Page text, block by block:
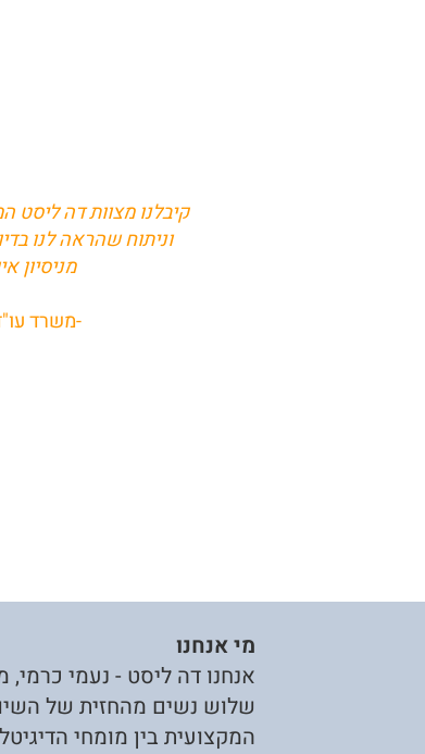
קיבלנו מצוות דה ליסט
וניתוח שהראה לנו
מניסיון
-משרד
מי אנחנו
אנחנו דה ליסט - נעמי
שלוש נשים מהחזית של
המקצועית בין מומחי